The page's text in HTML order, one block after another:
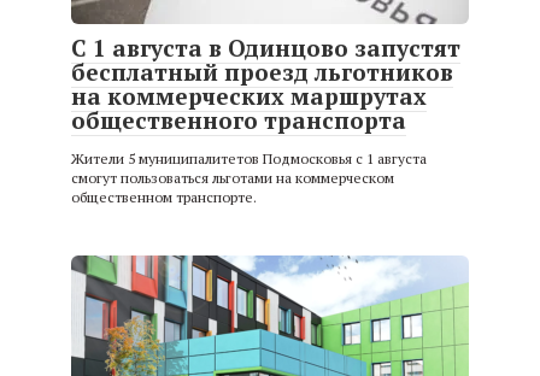
С 1 августа в Одинцово запустят
бесплатный проезд льготников
на коммерческих маршрутах
общественного транспорта
Жители 5 муниципалитетов Подмосковья с 1 августа
смогут пользоваться льготами на коммерческом
общественном транспорте.